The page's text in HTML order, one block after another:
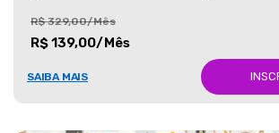
R$ 329,00/Mês
R$ 139,00/Mês
SAIBA MAIS